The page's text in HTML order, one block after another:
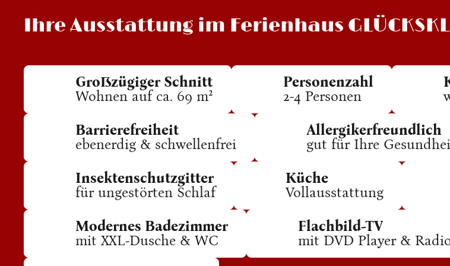
Ihre Ausstattung im Ferienhaus
Großzügiger Schnitt
Wohnen auf ca. 69 m²
Personenzahl
2-4 Personen
Barrierefreiheit
ebenerdig & schwellenfrei
Allergikerfreundlich
gut für Ihre
Insektenschutzgitter
für ungestörten Schlaf
Küche
Vollausstattung
Modernes Badezimmer
mit XXL-Dusche & WC
Flachbild-TV
mit DVD Player &